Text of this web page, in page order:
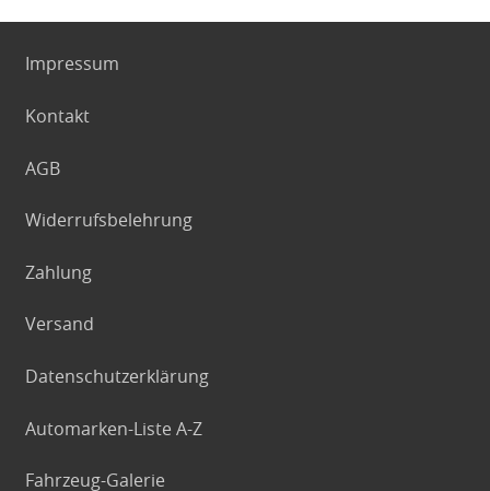
Impressum
Kontakt
AGB
Widerrufsbelehrung
Zahlung
Versand
Datenschutzerklärung
Automarken-Liste A-Z
Fahrzeug-Galerie